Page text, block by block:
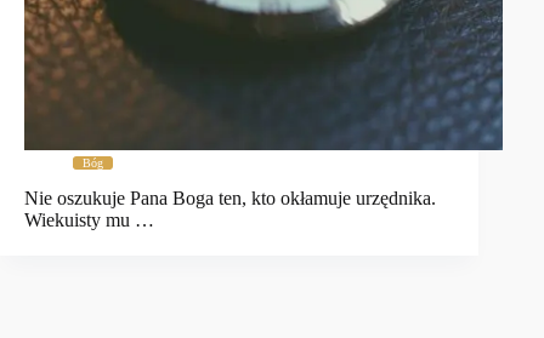
Bóg
Nie oszukuje Pana Boga ten, kto okłamuje urzędnika.
Wiekuisty mu …